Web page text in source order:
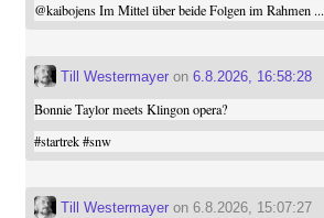
@kaibojensIm Mittel über beide Folgen im Rahmen ...
Till Westermayeron 6.8.2026, 16:58:28
Bonnie Taylor meets Klingon opera?
#startrek #snw
Till Westermayeron 6.8.2026, 15:07:27